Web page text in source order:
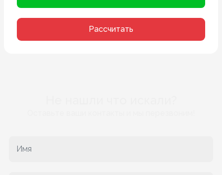
Рассчитать